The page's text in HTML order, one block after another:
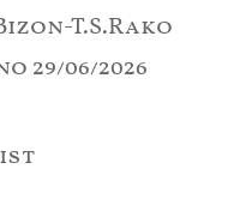
T.S.Rako
29/06/2026